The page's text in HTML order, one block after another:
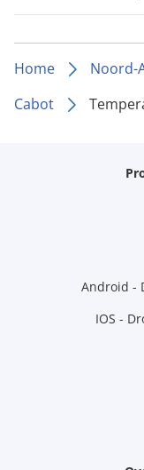
Home Noord-
Cabot
Android -
IOS -